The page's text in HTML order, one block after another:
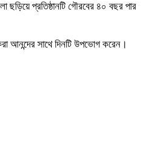
প্রতিষ্ঠানটি গৌরবের ৪০ বছর পার
আনন্দের সাথে দিনটি উপভোগ করেন।